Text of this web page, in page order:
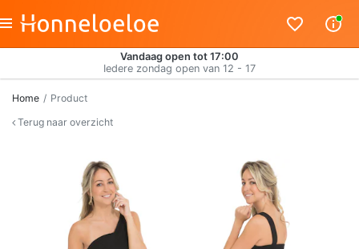
Vandaag open tot 17:00
Iedere zondag open van 12 - 17
Home
Product
Terug naar overzicht